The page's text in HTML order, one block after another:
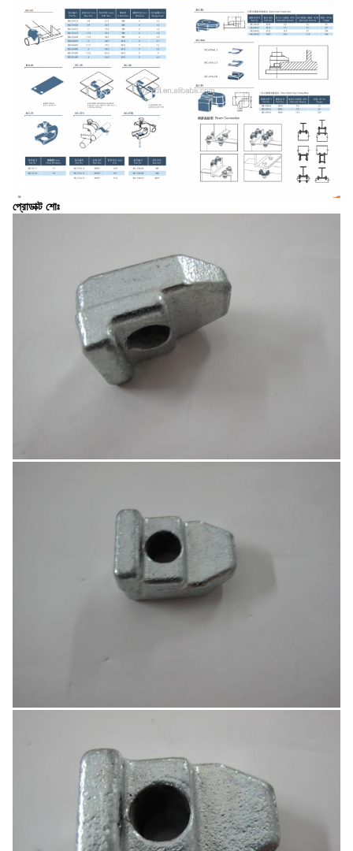
প্রোডাক্ট শোঃ